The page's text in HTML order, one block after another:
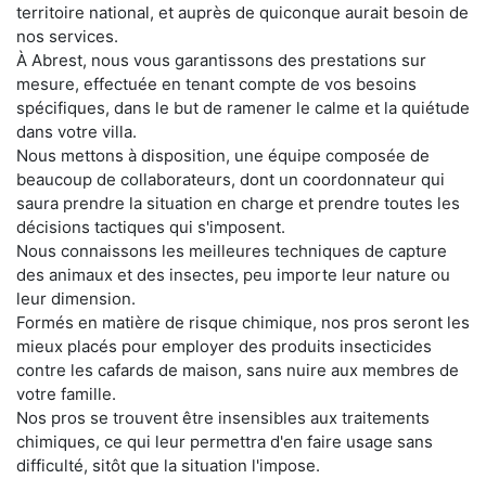
territoire national, et auprès de quiconque aurait besoin de
nos services.
À Abrest, nous vous garantissons des prestations sur
mesure, effectuée en tenant compte de vos besoins
spécifiques, dans le but de ramener le calme et la quiétude
dans votre villa.
Nous mettons à disposition, une équipe composée de
beaucoup de collaborateurs, dont un coordonnateur qui
saura prendre la situation en charge et prendre toutes les
décisions tactiques qui s'imposent.
Nous connaissons les meilleures techniques de capture
des animaux et des insectes, peu importe leur nature ou
leur dimension.
Formés en matière de risque chimique, nos pros seront les
mieux placés pour employer des produits insecticides
contre les cafards de maison, sans nuire aux membres de
votre famille.
Nos pros se trouvent être insensibles aux traitements
chimiques, ce qui leur permettra d'en faire usage sans
difficulté, sitôt que la situation l'impose.